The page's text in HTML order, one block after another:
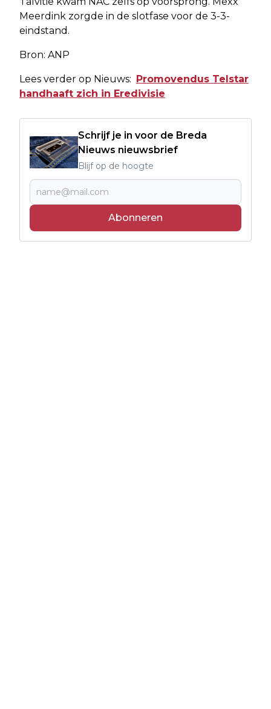
Meerdink zorgde in de slotfase voor de 3-3-
eindstand.
Bron: ANP
Lees verder op Nieuws: Promovendus Telstar
handhaaft zich in Eredivisie
Schrijf je in voor de Breda
Nieuws nieuwsbrief
Blijf op de hoogte
Abonneren